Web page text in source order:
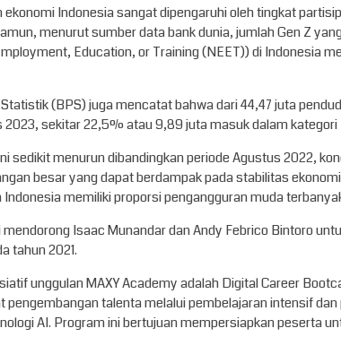
Indonesia sangat dipengaruhi oleh tingkat
menurut sumber data bank dunia, jumlah Gen Z
Education, or Training (NEET)) di Indonesia
(BPS) juga mencatat bahwa dari 44,47 juta
2023, sekitar 22,5% atau 9,89 juta masuk dalam kategori
sedikit menurun dibandingkan periode Agustus 2022,
besar yang dapat berdampak pada stabilitas
memiliki proporsi pengangguran muda
Isaac Munandar dan Andy Febrico Bintoro
tahun 2021.
unggulan MAXY Academy adalah Digital Career
pengembangan talenta melalui pembelajaran intensif
AI. Program ini bertujuan mempersiapkan peserta